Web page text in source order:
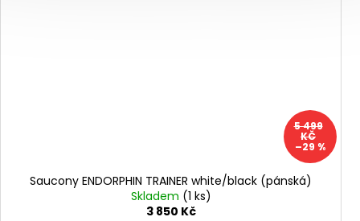
5 499
KČ
–29 %
Saucony ENDORPHIN TRAINER white/black (pánská)
Skladem (1 ks)
3 850 Kč